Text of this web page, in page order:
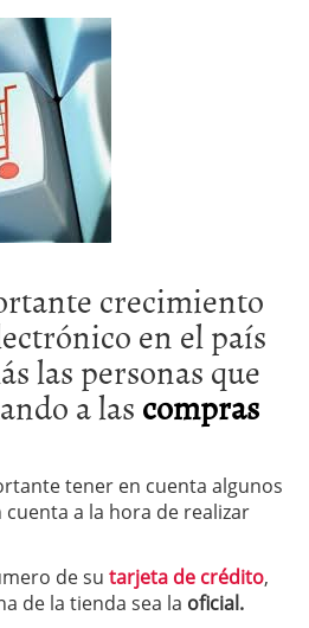
crecimiento
en el país
las personas que
a lascompras
tener en cuenta algunos
a la hora de realizar
de su tarjeta de crédito,
de la tienda sea la oficial.